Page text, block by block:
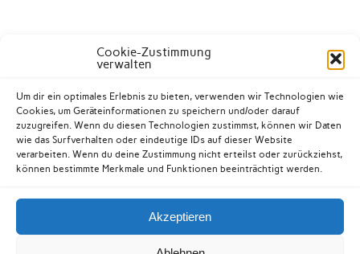
Cookie-Zustimmung
verwalten
Um dir ein optimales Erlebnis zu bieten, verwenden wir Technologien wie
Cookies, um Geräteinformationen zu speichern und/oder darauf
zuzugreifen. Wenn du diesen Technologien zustimmst, können wir Daten
wie das Surfverhalten oder eindeutige IDs auf dieser Website
verarbeiten. Wenn du deine Zustimmung nicht erteilst oder zurückziehst,
können bestimmte Merkmale und Funktionen beeinträchtigt werden.
Akzeptieren
Datenschutzerklärung